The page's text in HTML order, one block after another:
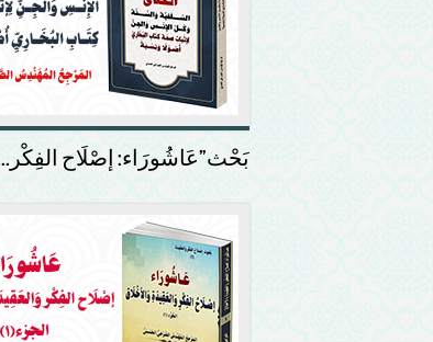
بَحْث”عَاشُورَاء: إصْلَاح الفِكْر..